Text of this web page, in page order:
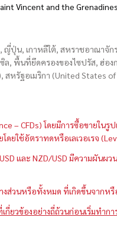
Vincent and the Grenadines
ปุ่น, เกาหลีใต้, สหราชอาณาจั
ล, พื้นที่ยึดครองของไซปรัส, ฮ่อ
หรัฐอเมริกา (United States
– CFDs) โดยมีการซื้อขายใ
ดยใช้อัตราทดหรือเลเวอเรจ
และ NZD/USD มีความผัน
ส่วนหรือทั้งหมด ที่เกิดขึ้นจากหรื
กี่ยวข้องอย่างถี่ถ้วนก่อนเริ่มทำกา